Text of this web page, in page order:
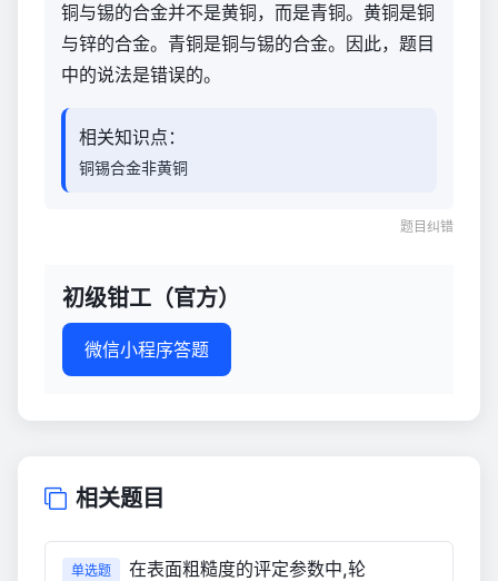
铜与锡的合金并不是黄铜，而是青铜。黄铜是铜
与锌的合金。青铜是铜与锡的合金。因此，题目
中的说法是错误的。
相关知识点：
铜锡合金非黄铜
题目纠错
初级钳工（官方）
微信小程序答题
相关题目
单选题
在表面粗糙度的评定参数中,轮